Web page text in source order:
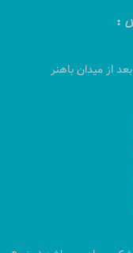
:
از میدان باهنر